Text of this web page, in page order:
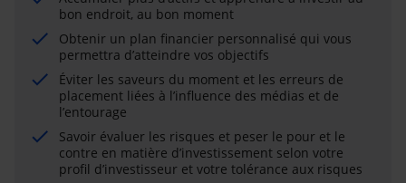
bon endroit, au bon moment
Obtenir un plan financier personnalisé qui vous
permettra d’atteindre vos objectifs
Éviter les saveurs du moment et les erreurs de
placement liées à l’influence des médias et de
l’entourage
Savoir évaluer les risques et peser le pour et le
contre en matière d’investissement selon votre
profil d’investisseur et votre tolérance aux risques